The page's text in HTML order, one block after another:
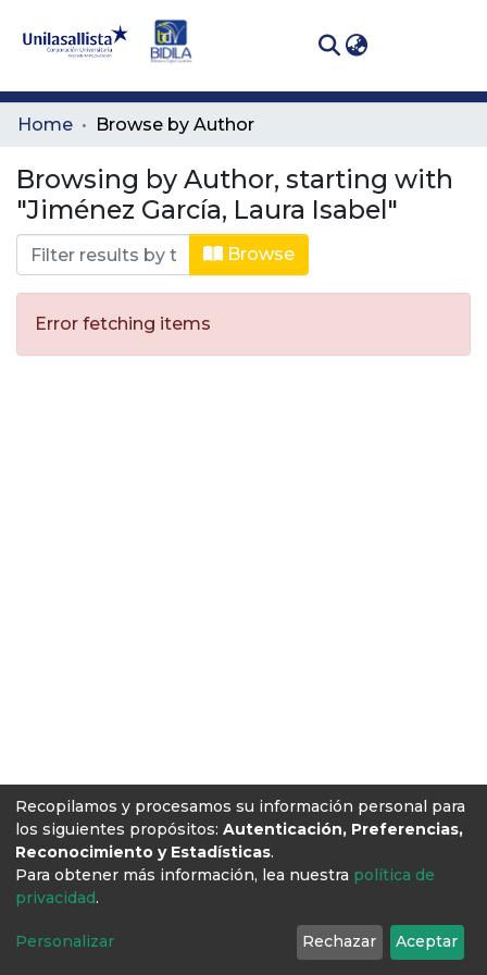
Communities
All of DSpace
Home Browse by Author
Browsing by Author, starting with
"Jiménez García, Laura Isabel"
Browse
Error fetching items
Recopilamos y procesamos su información personal para
los siguientes propósitos: Autenticación, Preferencias,
Reconocimiento y Estadísticas.
Para obtener más información, lea nuestra política de
privacidad.
Personalizar Rechazar Aceptar